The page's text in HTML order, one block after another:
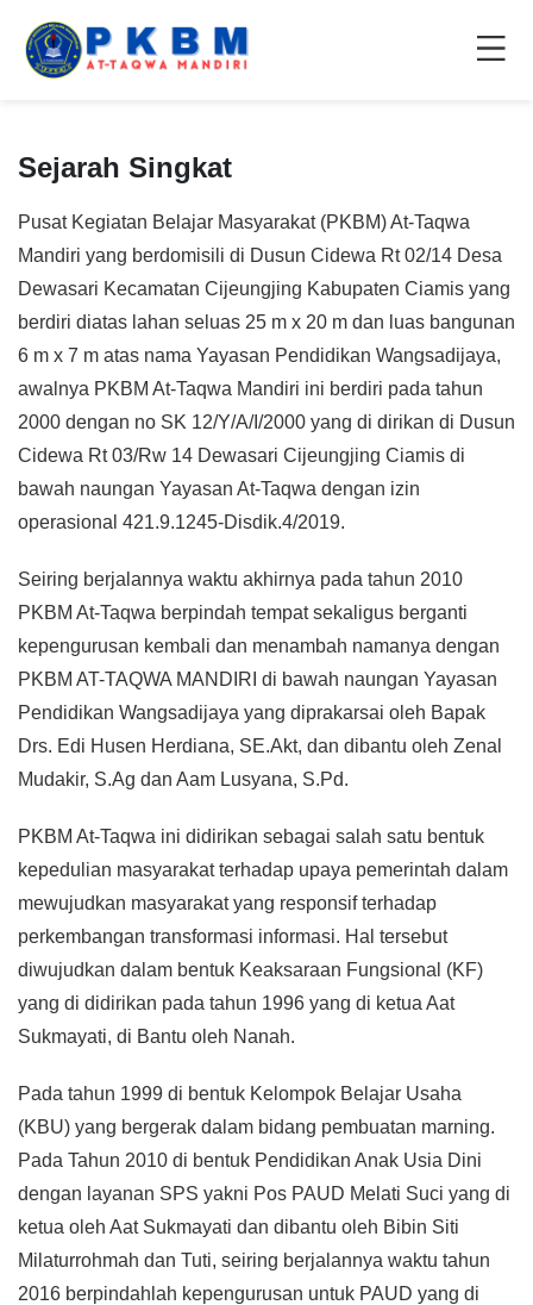
Sejarah Singkat
Pusat Kegiatan Belajar Masyarakat (PKBM) At-Taqwa
Mandiri yang berdomisili di Dusun Cidewa Rt 02/14 Desa
Dewasari Kecamatan Cijeungjing Kabupaten Ciamis yang
berdiri diatas lahan seluas 25 m x 20 m dan luas bangunan
6 m x 7 m atas nama Yayasan Pendidikan Wangsadijaya,
awalnya PKBM At-Taqwa Mandiri ini berdiri pada tahun
2000 dengan no SK 12/Y/A/I/2000 yang di dirikan di Dusun
Cidewa Rt 03/Rw 14 Dewasari Cijeungjing Ciamis di
bawah naungan Yayasan At-Taqwa dengan izin
operasional 421.9.1245-Disdik.4/2019.
Seiring berjalannya waktu akhirnya pada tahun 2010
PKBM At-Taqwa berpindah tempat sekaligus berganti
kepengurusan kembali dan menambah namanya dengan
PKBM AT-TAQWA MANDIRI di bawah naungan Yayasan
Pendidikan Wangsadijaya yang diprakarsai oleh Bapak
Drs. Edi Husen Herdiana, SE.Akt, dan dibantu oleh Zenal
Mudakir, S.Ag dan Aam Lusyana, S.Pd.
PKBM At-Taqwa ini didirikan sebagai salah satu bentuk
kepedulian masyarakat terhadap upaya pemerintah dalam
mewujudkan masyarakat yang responsif terhadap
perkembangan transformasi informasi. Hal tersebut
diwujudkan dalam bentuk Keaksaraan Fungsional (KF)
yang di didirikan pada tahun 1996 yang di ketua Aat
Sukmayati, di Bantu oleh Nanah.
Pada tahun 1999 di bentuk Kelompok Belajar Usaha
(KBU) yang bergerak dalam bidang pembuatan marning.
Pada Tahun 2010 di bentuk Pendidikan Anak Usia Dini
dengan layanan SPS yakni Pos PAUD Melati Suci yang di
ketua oleh Aat Sukmayati dan dibantu oleh Bibin Siti
Milaturrohmah dan Tuti, seiring berjalannya waktu tahun
2016 berpindahlah kepengurusan untuk PAUD yang di